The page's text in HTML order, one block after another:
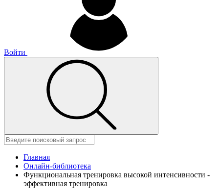
Войти
Главная
Онлайн-библиотека
Функциональная тренировка высокой интенсивности -
эффективная тренировка